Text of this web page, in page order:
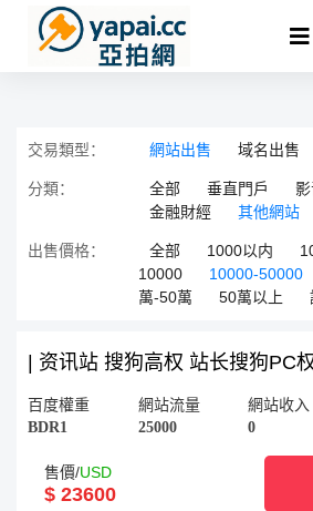
交易類型： 網站出售 域名出售
分類： 全部 垂直門戶
金融財經
其他網站
出售價格： 全部 1000以内
10000
10000-50000
萬-50萬
50萬以上
| 资讯站 搜狗高权 站长搜狗PC
百度權重
BDR1
網站流量
25000
網站收入
0
售價/USD
$ 23600